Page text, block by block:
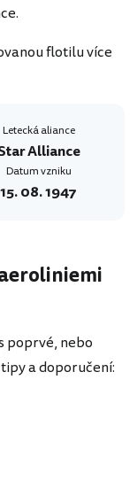
flotilu více
Letecká aliance
Alliance
Datum vzniku
15. 08. 1947
poprvé, nebo
a doporučení: